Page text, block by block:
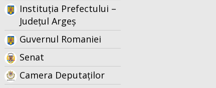
Instituția Prefectului –
Județul Argeș
Guvernul Romaniei
Senat
Camera Deputaților